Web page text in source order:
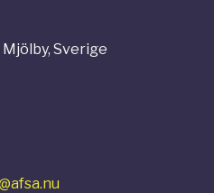
Sverige